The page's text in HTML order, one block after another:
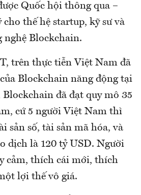
Quốc hội thông qua –
thế hệ startup, kỹ sư và
nghệ Blockchain.
trên thực tiễn Việt Nam đã
Blockchain năng động tại
đã đạt quy mô 35
cứ 5 người Việt Nam thì
sản số, tài sản mã hóa, và
dịch là 120 tỷ USD. Người
cảm, thích cái mới, thích
lợi thế vô giá.